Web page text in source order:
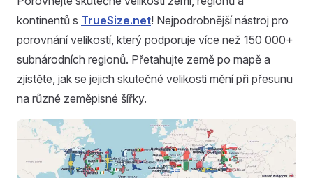
kontinentů s TrueSize.net! Nejpodrobnější nástroj pro
porovnání velikostí, který podporuje více než 150 000+
subnárodních regionů. Přetahujte země po mapě a
zjistěte, jak se jejich skutečné velikosti mění při přesunu
na různé zeměpisné šířky.